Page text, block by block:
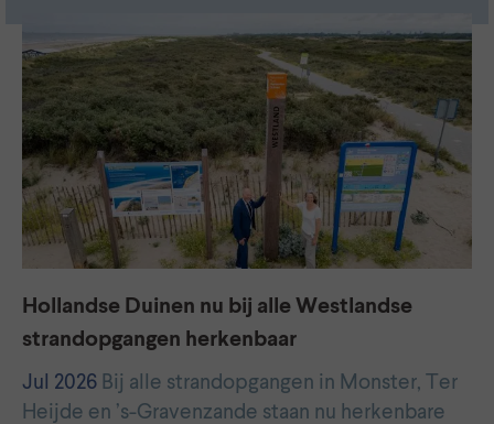
Hollandse Duinen nu bij alle Westlandse
strandopgangen herkenbaar
Jul 2026 Bij alle strandopgangen in Monster, Ter
Heijde en ’s-Gravenzande staan nu herkenbare